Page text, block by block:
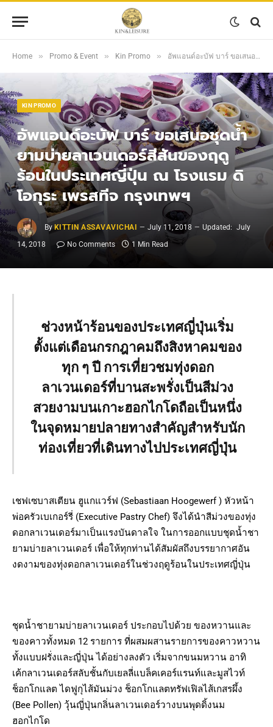
Home » Promo & Event » Kin Promo » อัพแอนด์อะบัฟ บาร์ ขอเสนอชุดน้ำยามบ่ายลาเวนเดอร์สีสันของฤดูร้อนในประเทศญี่ปุ่น ณ โรงแรม ดิ โอกุระ เพรสทีจ กรุงเทพฯ
KIN PROMO
อัพแอนด์อะบัฟ บาร์ ขอเสนอชุดน้ำ
ยามบ่ายลาเวนเดอร์สีสันของฤดู
ร้อนในประเทศญี่ปุ่น ณ โรงแรม ดิ
โอกุระ เพรสทีจ กรุงเทพฯ
By KITTIN ASSAVAVICHAI July 11, 2018 Updated: July
14, 2018
No Comments 1 Min Read
ช่วงหน้าร้อนของประเทศญี่ปุ่นเริ่ม
ตั้งแต่เดือนกรกฎาคมถึงสิงหาคมของ
ทุก ๆ ปี การเที่ยวชมทุ่งดอก
ลาเวนเดอร์ที่บานสะพรั่งเป็นสีม่วง
สวยงามบนเกาะฮอกไกโดถือเป็นหนึ่ง
ในจุดหมายปลายทางสำคัญสำหรับนัก
ท่องเที่ยวที่เดินทางไปประเทศญี่ปุ่น
เชฟเซบาสเตียน ฮูแกแวร์ฟ (Sebastiaan Hoogewerf ) หัวหน้า
พ่อครัวเบเกอร์รี่ (Executive Pastry Chef) จึงได้นำสีม่วงของทุ่ง
ดอกลาเวนเดอร์มาเป็นแรงบันดาลใจ ในการออกแบบชุดน้ำชา
ยามบ่ายลาเวนเดอร์ เพื่อให้ทุกท่านได้สัมผัสถึงบรรยากาศอัน
งดงามของทุ่งดอกลาเวนเดอร์ในช่วงฤดูร้อนในประเทศญี่ปุ่น
ชุดน้ำชายามบ่ายลาเวนเดอร์ ประกอบไปด้วย ของหวานและ
ของคาวทั้งหมด 12 รายการ ที่ผสมผสานรายการของคาวหวาน
ทั้งแบบฝรั่งและญี่ปุ่น ได้อย่างลงตัว เริ่มจากขนมหวาน อาทิ
เค้กลาเวนเดอร์สลับชั้นกับเยลลี่แบล็คเคอร์แรนท์และมูสไวท์
ช็อกโกแลต ไดฟูกุไส้มันม่วง ช็อกโกแลตทรัฟเฟิลไส้เกสรผึ้ง
(Bee Pollen) วุ้นญี่ปุ่นกลิ่นลาเวนเดอร์วางบนพุดดิ้งนม
ฮอกไกโด